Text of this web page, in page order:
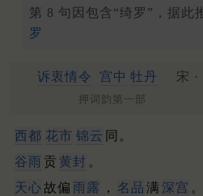
第 8 句因包含“绮罗”，据此
罗
诉衷情令 宫中 牡丹 宋 ·
押词韵第一部
西都 花市 锦云 同。
谷雨 贡 黄封 。
天心故偏 雨露 ， 名品 满 深宫 。